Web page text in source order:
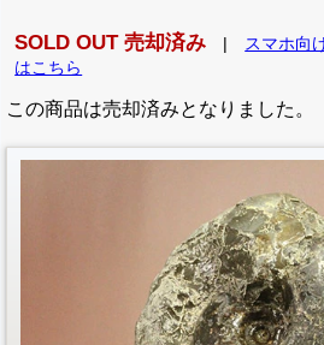
SOLD OUT 売却済み
スマホ向
はこちら
この商品は売却済みとなりました。